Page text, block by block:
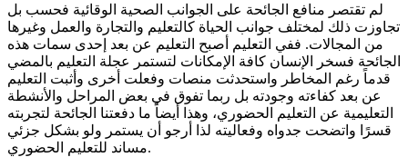
لم تقتصر منافع الجائحة على الجوانب الصحية الوقائية فحسب بل
تجاوزت ذلك لمختلف جوانب الحياة كالتعليم والتجارة والعمل وغيرها
من المجالات. ففي التعليم أصبح التعليم عن بعد إحدى سمات هذه
الجائحة فسخر الإنسان كافة الإمكانات لتستمر عجلة التعليم بالمضي
قدماً رغم المخاطر واستحدثت منصات وفعلت أخرى وأثبت التعليم
عن بعد كفاءته وجودته بل ربما تفوق في بعض المراحل والأنشطة
التعليمية عن التعليم الحضوري، وهذا أيضاً ما دفعتنا الجائحة لتجربته
قسرًا واتضحت جدواه وفعاليته لذا أرجو أن يستمر ولو بشكل جزئي
مساند للتعليم الحضوري.